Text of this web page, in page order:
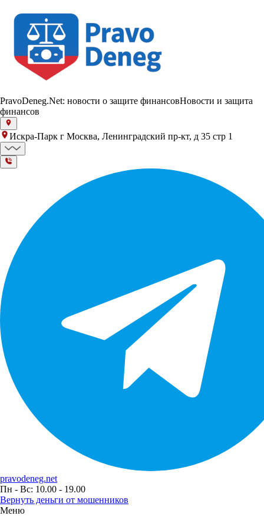
PravoDeneg.Net: новости о защите финансовНовости и защита
финансов
Искра-Парк г Москва, Ленинградский пр-кт, д 35 стр 1
pravodeneg.net
Пн - Вс: 10.00 - 19.00
Вернуть деньги от мошенников
Меню